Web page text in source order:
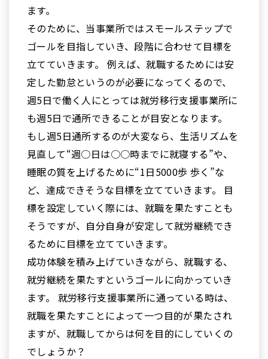
ます。
そのために、当事業所ではスモールステップで
ゴールを目指していき、段階に合わせて目標を
立てていきます。 例えば、就職するためには安
定した勤怠というのが必要になってくるので、
週5日で働く人にとっては就労移行支援事業所に
も週5日で通所できることが目安となります。
もし週5日通所するのが大変なら、生活リズムを
見直して“週○日は○○時までに就寝する”や、
睡眠の質を上げるために“1日5000歩 歩く”な
ど、達成できそうな目標を立てていきます。 目
標を設定していく際には、就職を果たすことも
そうですが、自分自身が安定して就労継続でき
るために目標を立てていきます。
成功体験を積み上げていきながら、就職する、
就労継続を果たすというゴールに向かっていき
ます。 就労移行支援事業所に通っている時は、
就職を果たすことによって一つ目的が果たされ
ますが、就職してからは何を目的にしていくの
でしょうか？